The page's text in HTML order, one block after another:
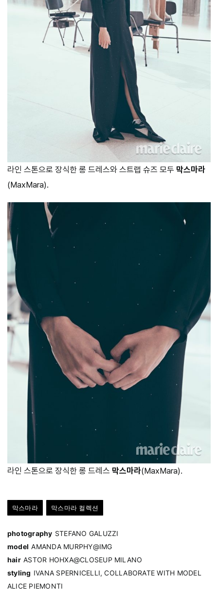
라인 스톤으로 장식한 롱 드레스와 스트랩 슈즈 모두 막스마라
(MaxMara).
라인 스톤으로 장식한 롱 드레스 막스마라(MaxMara).
막스마라 막스마라 컬렉션
photography STEFANO GALUZZI
model AMANDA MURPHY@IMG
hair ASTOR HOHXA@CLOSEUP MILANO
styling IVANA SPERNICELLI, COLLABORATE WITH MODEL
ALICE PIEMONTI